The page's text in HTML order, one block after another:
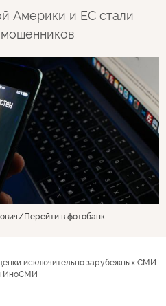
Америки и ЕС стали
Перейти в фотобанк
исключительно зарубежных СМИ
ИноСМИ